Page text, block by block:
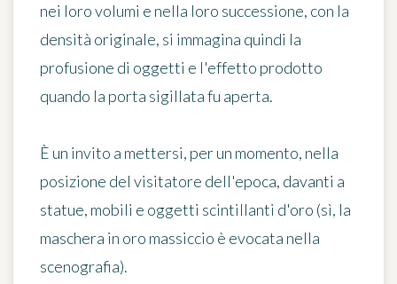
nei loro volumi e nella loro successione, con la
densità originale, si immagina quindi la
profusione di oggetti e l'effetto prodotto
quando la porta sigillata fu aperta.
È un invito a mettersi, per un momento, nella
posizione del visitatore dell'epoca, davanti a
statue, mobili e oggetti scintillanti d'oro (sì, la
maschera in oro massiccio è evocata nella
scenografia).